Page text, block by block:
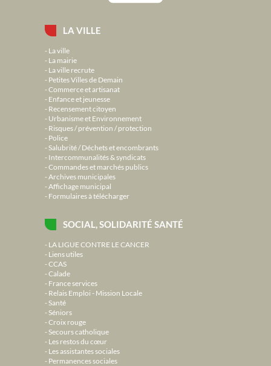
LA VILLE
La ville
La mairie
La ville recrute
Petites Villes de Demain
Commerce et artisanat
Enfance et jeunesse
Recensement citoyen
Urbanisme et Environnement
Risques / prévention / protection
Police
Salubrité / Déchets et encombrants
Intercommunalités & syndicats
Commandes et marchés publics
Archives municipales
Affichage municipal
Formulaires à télécharger
SOCIAL, SOLIDARITÉ SANTÉ
LA LIGUE CONTRE LE CANCER
Liens utiles
CCAS
Calade
France services
Relais Emploi - Mission Locale
Santé
Séniors
Croix rouge
Secours catholique
Les restos du cœur
Les assistantes sociales
Permanences sociales